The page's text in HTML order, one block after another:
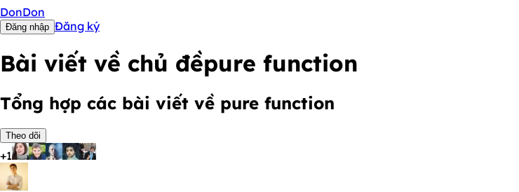
DonDon
Đăng nhập Đăng ký
Bài viết về chủ đềpure function
Tổng hợp các bài viết về pure function
Theo dõi
+1